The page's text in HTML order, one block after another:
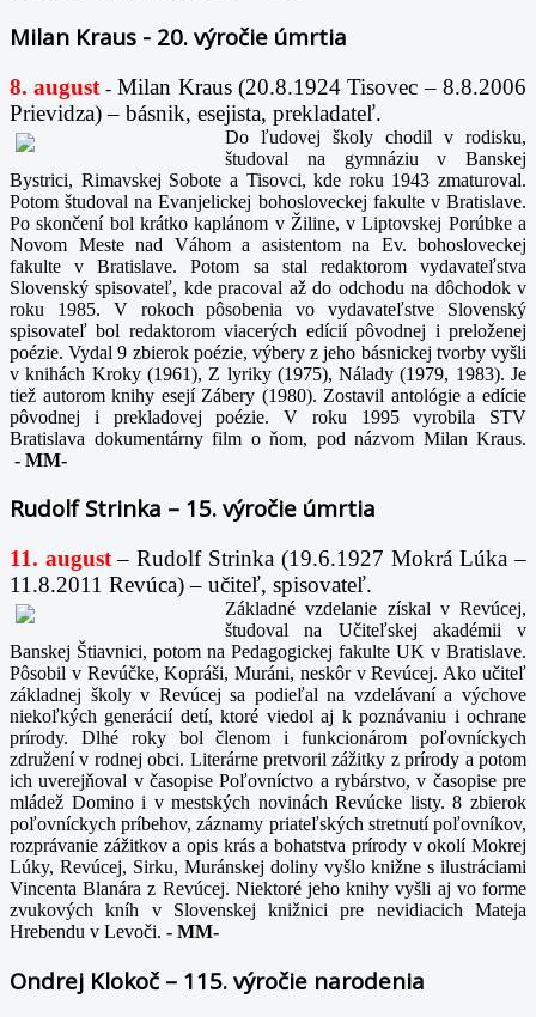
Milan Kraus - 20. výročie úmrtia
8. august -Milan Kraus (20.8.1924 Tisovec – 8.8.2006
Prievidza) – básnik, esejista, prekladateľ.
Do ľudovej školy chodil v rodisku,
študoval na gymnáziu v Banskej
Bystrici, Rimavskej Sobote a Tisovci, kde roku 1943 zmaturoval.
Potom študoval na Evanjelickej bohosloveckej fakulte v Bratislave.
Po skončení bol krátko kaplánom v Žiline, v Liptovskej Porúbke a
Novom Meste nad Váhom a asistentom na Ev. bohosloveckej
fakulte v Bratislave. Potom sa stal redaktorom vydavateľstva
Slovenský spisovateľ, kde pracoval až do odchodu na dôchodok v
roku 1985. V rokoch pôsobenia vo vydavateľstve Slovenský
spisovateľ bol redaktorom viacerých edícií pôvodnej i preloženej
poézie. Vydal 9 zbierok poézie, výbery z jeho básnickej tvorby vyšli
v knihách Kroky (1961), Z lyriky (1975), Nálady (1979, 1983). Je
tiež autorom knihy esejí Zábery (1980). Zostavil antológie a edície
pôvodnej i prekladovej poézie. V roku 1995 vyrobila STV
Bratislava dokumentárny film o ňom, pod názvom Milan Kraus.
- MM-
Rudolf Strinka – 15. výročie úmrtia
11. august – Rudolf Strinka (19.6.1927 Mokrá Lúka –
11.8.2011 Revúca) – učiteľ, spisovateľ.
Základné vzdelanie získal v Revúcej,
študoval na Učiteľskej akadémii v
Banskej Štiavnici, potom na Pedagogickej fakulte UK v Bratislave.
Pôsobil v Revúčke, Kopráši, Muráni, neskôr v Revúcej. Ako učiteľ
základnej školy v Revúcej sa podieľal na vzdelávaní a výchove
niekoľkých generácií detí, ktoré viedol aj k poznávaniu i ochrane
prírody. Dlhé roky bol členom i funkcionárom poľovníckych
združení v rodnej obci. Literárne pretvoril zážitky z prírody a potom
ich uverejňoval v časopise Poľovníctvo a rybárstvo, v časopise pre
mládež Domino i v mestských novinách Revúcke listy. 8 zbierok
poľovníckych príbehov, záznamy priateľských stretnutí poľovníkov,
rozprávanie zážitkov a opis krás a bohatstva prírody v okolí Mokrej
Lúky, Revúcej, Sirku, Muránskej doliny vyšlo knižne s ilustráciami
Vincenta Blanára z Revúcej. Niektoré jeho knihy vyšli aj vo forme
zvukových kníh v Slovenskej knižnici pre nevidiacich Mateja
Hrebendu v Levoči. - MM-
Ondrej Klokoč – 115. výročie narodenia